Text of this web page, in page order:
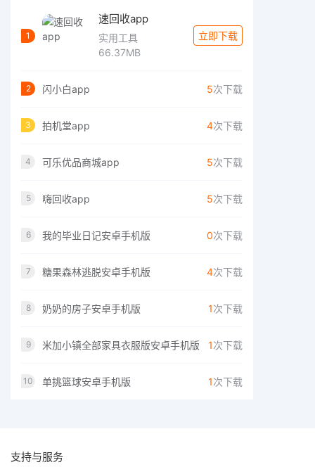
1
速回收app
实用工具
66.37MB
立即下载
2 闪小白app 5次下载
3 拍机堂app 4次下载
4 可乐优品商城app 5次下载
5 嗨回收app 5次下载
6 我的毕业日记安卓手机版 0次下载
7 糖果森林逃脱安卓手机版 4次下载
8 奶奶的房子安卓手机版 1次下载
9 米加小镇全部家具衣服版安卓手机版 1次下载
10 单挑篮球安卓手机版 1次下载
支持与服务